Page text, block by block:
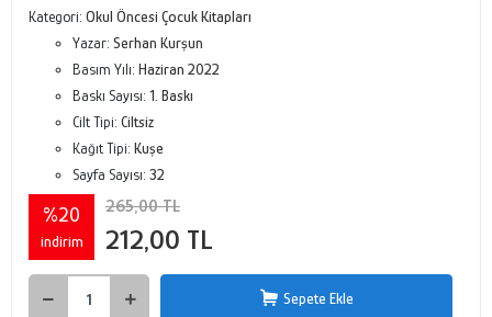
Kategori: Okul Öncesi Çocuk Kitapları
Yazar: Serhan Kurşun
Basım Yılı: Haziran 2022
Baskı Sayısı: 1. Baskı
Cilt Tipi: Ciltsiz
Kağıt Tipi: Kuşe
Sayfa Sayısı: 32
%20
indirim
265,00 TL
212,00 TL
Sepete Ekle